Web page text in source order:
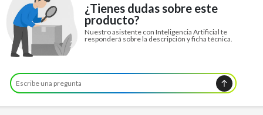
¿Tienes dudas sobre este
producto?
Nuestro asistente con Inteligencia Artificial te
responderá sobre la descripción y ficha técnica.